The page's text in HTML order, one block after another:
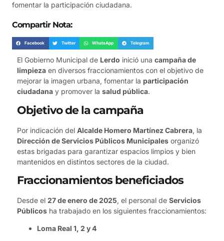
fomentar la participación ciudadana.
Compartir Nota:
Facebook Twitter WhatsApp Telegram
El Gobierno Municipal de Lerdo inició una campaña de
limpieza en diversos fraccionamientos con el objetivo de
mejorar la imagen urbana, fomentar la participación
ciudadana y promover la salud pública.
Objetivo de la campaña
Por indicación del Alcalde Homero Martínez Cabrera, la
Dirección de Servicios Públicos Municipales organizó
estas brigadas para garantizar espacios limpios y bien
mantenidos en distintos sectores de la ciudad.
Fraccionamientos beneficiados
Desde el 27 de enero de 2025, el personal de Servicios
Públicos ha trabajado en los siguientes fraccionamientos:
Loma Real 1, 2 y 4